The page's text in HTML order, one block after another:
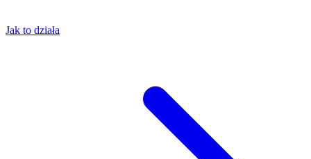
Jak to działa